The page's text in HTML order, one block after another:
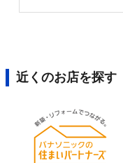
近くのお店を探す